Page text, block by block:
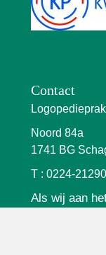
Contact
Noord 84a
1741 BG
T : 0224-
Als wij aan